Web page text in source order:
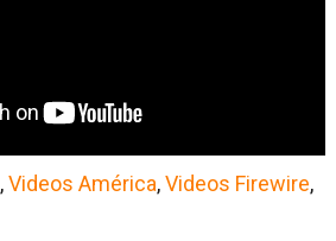
, Videos América, Videos Firewire